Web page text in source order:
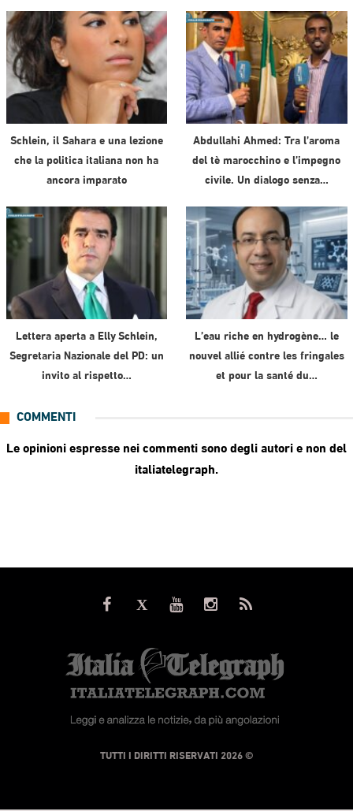
Schlein, il Sahara e una lezione
che la politica italiana non ha
ancora imparato
Abdullahi Ahmed: Tra l’aroma
del tè marocchino e l’impegno
civile. Un dialogo senza…
Lettera aperta a Elly Schlein,
Segretaria Nazionale del PD: un
invito al rispetto…
L’eau riche en hydrogène… le
nouvel allié contre les fringales
et pour la santé du…
COMMENTI
Le opinioni espresse nei commenti sono degli autori e non del
italiatelegraph.
© TUTTI I DIRITTI RISERVATI 2026